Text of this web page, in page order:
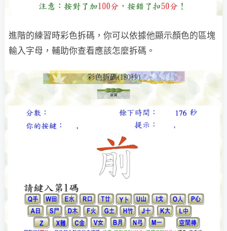
進階的練習時彩色拆碼，你可以依據他顯示顏色的區塊
輸入字母，輔助你查看應該怎麼拆碼。